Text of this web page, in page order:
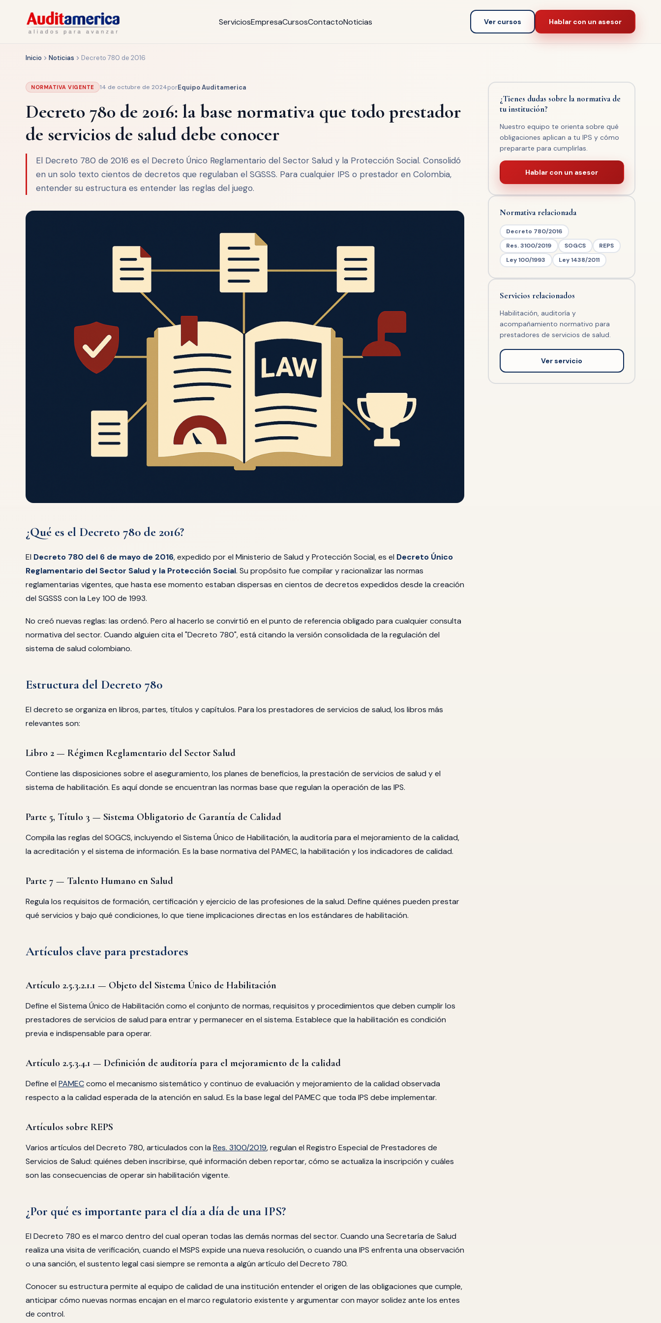
ServiciosEmpresaCursosContactoNoticias Ver cursos Hablar con un asesor
Inicio Noticias Decreto 780 de 2016
NORMATIVA VIGENTE 14 de octubre de 2024porEquipo Auditamerica
Decreto 780 de 2016: la base normativa que todo prestador
de servicios de salud debe conocer
El Decreto 780 de 2016 es el Decreto Único Reglamentario del Sector Salud y la Protección Social. Consolidó
en un solo texto cientos de decretos que regulaban el SGSSS. Para cualquier IPS o prestador en Colombia,
entender su estructura es entender las reglas del juego.
¿Qué es el Decreto 780 de 2016?
El Decreto 780 del 6 de mayo de 2016, expedido por el Ministerio de Salud y Protección Social, es el Decreto Único
Reglamentario del Sector Salud y la Protección Social. Su propósito fue compilar y racionalizar las normas
reglamentarias vigentes, que hasta ese momento estaban dispersas en cientos de decretos expedidos desde la creación
del SGSSS con la Ley 100 de 1993.
No creó nuevas reglas: las ordenó. Pero al hacerlo se convirtió en el punto de referencia obligado para cualquier consulta
normativa del sector. Cuando alguien cita el "Decreto 780", está citando la versión consolidada de la regulación del
sistema de salud colombiano.
Estructura del Decreto 780
El decreto se organiza en libros, partes, títulos y capítulos. Para los prestadores de servicios de salud, los libros más
relevantes son:
Libro 2 — Régimen Reglamentario del Sector Salud
Contiene las disposiciones sobre el aseguramiento, los planes de beneficios, la prestación de servicios de salud y el
sistema de habilitación. Es aquí donde se encuentran las normas base que regulan la operación de las IPS.
Parte 5, Título 3 — Sistema Obligatorio de Garantía de Calidad
Compila las reglas del SOGCS, incluyendo el Sistema Único de Habilitación, la auditoría para el mejoramiento de la calidad,
la acreditación y el sistema de información. Es la base normativa del PAMEC, la habilitación y los indicadores de calidad.
Parte 7 — Talento Humano en Salud
Regula los requisitos de formación, certificación y ejercicio de las profesiones de la salud. Define quiénes pueden prestar
qué servicios y bajo qué condiciones, lo que tiene implicaciones directas en los estándares de habilitación.
Artículos clave para prestadores
Artículo 2.5.3.2.1.1 — Objeto del Sistema Único de Habilitación
Define el Sistema Único de Habilitación como el conjunto de normas, requisitos y procedimientos que deben cumplir los
prestadores de servicios de salud para entrar y permanecer en el sistema. Establece que la habilitación es condición
previa e indispensable para operar.
Artículo 2.5.3.4.1 — Definición de auditoría para el mejoramiento de la calidad
Define el PAMECcomo el mecanismo sistemático y continuo de evaluación y mejoramiento de la calidad observada
respecto a la calidad esperada de la atención en salud. Es la base legal del PAMEC que toda IPS debe implementar.
Artículos sobre REPS
Varios artículos del Decreto 780, articulados con la Res. 3100/2019, regulan el Registro Especial de Prestadores de
Servicios de Salud: quiénes deben inscribirse, qué información deben reportar, cómo se actualiza la inscripción y cuáles
son las consecuencias de operar sin habilitación vigente.
¿Por qué es importante para el día a día de una IPS?
El Decreto 780 es el marco dentro del cual operan todas las demás normas del sector. Cuando una Secretaría de Salud
realiza una visita de verificación, cuando el MSPS expide una nueva resolución, o cuando una IPS enfrenta una observación
o una sanción, el sustento legal casi siempre se remonta a algún artículo del Decreto 780.
Conocer su estructura permite al equipo de calidad de una institución entender el origen de las obligaciones que cumple,
anticipar cómo nuevas normas encajan en el marco regulatorio existente y argumentar con mayor solidez ante los entes
de control.
¿Tienes dudas sobre la normativa de
tu institución?
Nuestro equipo te orienta sobre qué
obligaciones aplican a tu IPS y cómo
prepararte para cumplirlas.
Hablar con un asesor
Normativa relacionada
Decreto 780/2016
Res. 3100/2019
SOGCS
REPS
Ley 100/1993
Ley 1438/2011
Servicios relacionados
Habilitación, auditoría y
acompañamiento normativo para
prestadores de servicios de salud.
Ver servicio